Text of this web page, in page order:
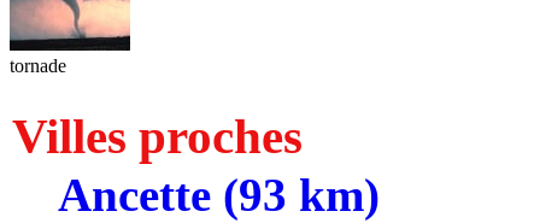
tornade
Villes proches
Ancette (93 km)